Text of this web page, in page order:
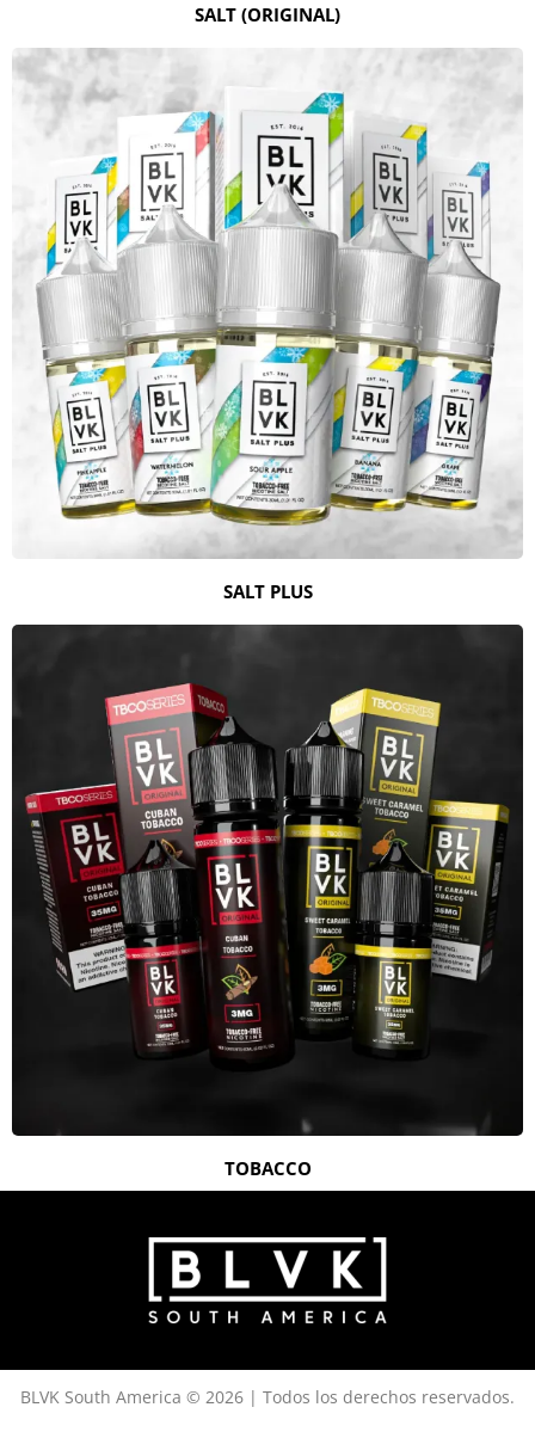
SALT (ORIGINAL)
SALT PLUS
TOBACCO
BLVK South America © 2026 | Todos los derechos reservados.